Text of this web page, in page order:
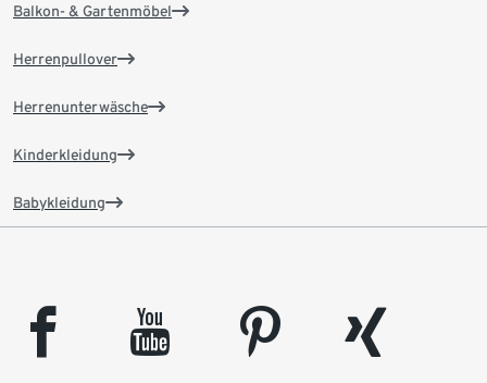
Balkon- & Gartenmöbel
Herrenpullover
Herrenunterwäsche
Kinderkleidung
Babykleidung
facebook youtube pinterest
xing